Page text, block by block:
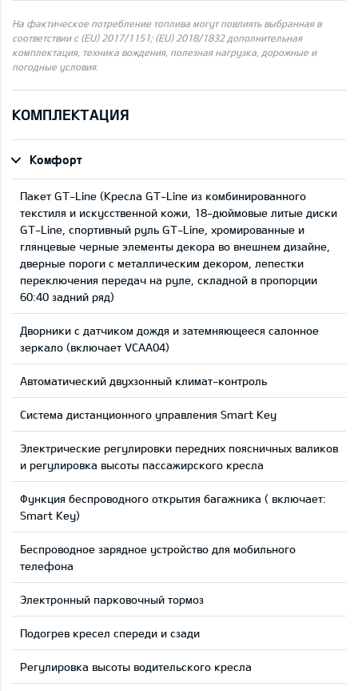
На фактическое потребление топлива могут повлиять выбранная в
соответствии с (EU) 2017/1151; (EU) 2018/1832 дополнительная
комплектация, техника вождения, полезная нагрузка, дорожные и
погодные условия.
КОМПЛЕКТАЦИЯ
Комфорт
Пакет GT-Line (Кресла GT-Line из комбинированного
текстиля и искусственной кожи, 18-дюймовые литые диски
GT-Line, спортивный руль GT-Line, хромированные и
глянцевые черные элементы декора во внешнем дизайне,
дверные пороги с металлическим декором, лепестки
переключения передач на руле, складной в пропорции
60:40 задний ряд)
Дворники с датчиком дождя и затемняющееся салонное
зеркало (включает VCAA04)
Автоматический двухзонный климат-контроль
Система дистанционного управления Smart Key
Электрические регулировки передних поясничных валиков
и регулировка высоты пассажирского кресла
Функция беспроводного открытия багажника ( включает:
Smart Key)
Беспроводное зарядное устройство для мобильного
телефона
Электронный парковочный тормоз
Подогрев кресел спереди и сзади
Регулировка высоты водительского кресла